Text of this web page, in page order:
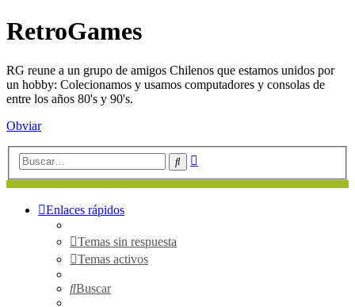
RetroGames
RG reune a un grupo de amigos Chilenos que estamos unidos por
un hobby: Colecionamos y usamos computadores y consolas de
entre los años 80's y 90's.
Obviar
Buscar
Enlaces rápidos
Temas sin respuesta
Temas activos
Buscar